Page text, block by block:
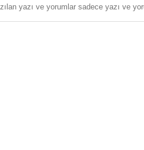
yazı ve yorumlar sadece yazı ve